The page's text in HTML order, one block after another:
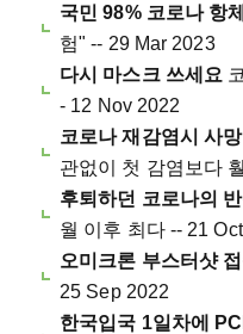
국민 98% 코로나 항
험" -- 29 Mar 2023
다시 마스크 쓰세요
- 12 Nov 2022
코로나 재감염시 사
관없이 첫 감염보다
후퇴하던 코로나의
월 이후 최다 -- 21
오미크론 부스터샷
25 Sep 2022
한국입국 1일차에